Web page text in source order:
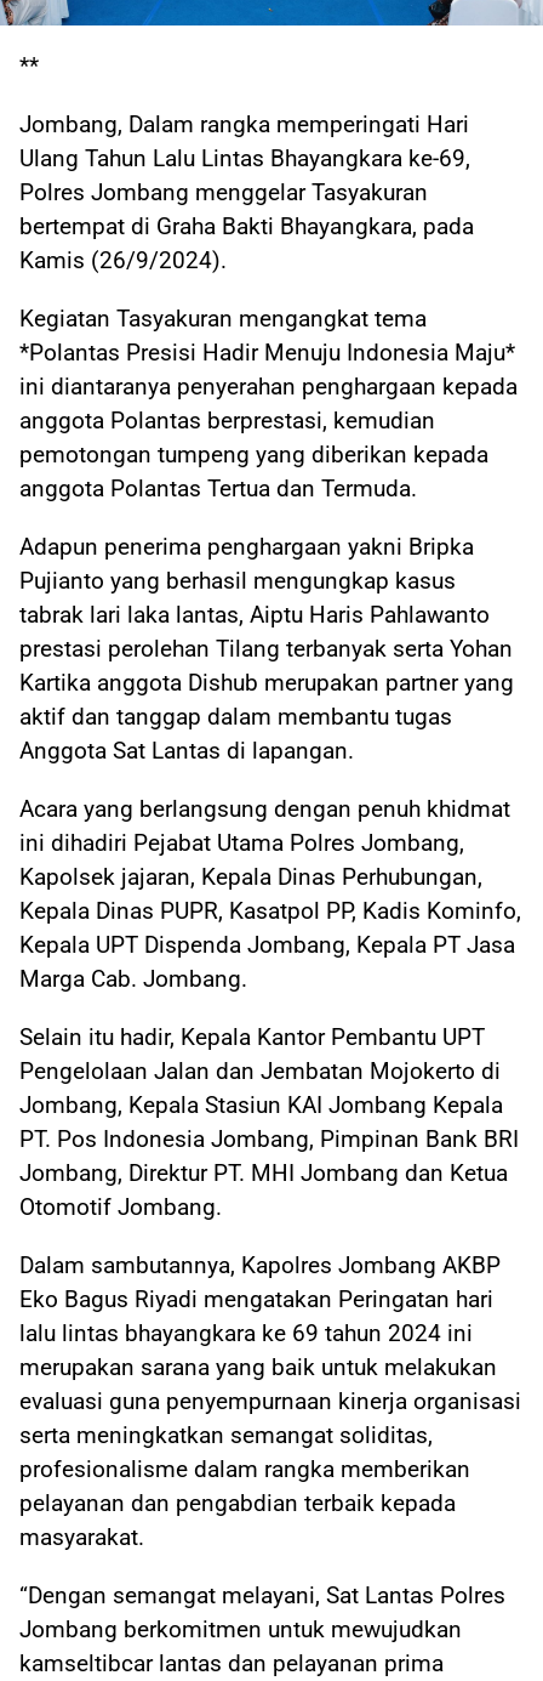
**
Jombang, Dalam rangka memperingati Hari
Ulang Tahun Lalu Lintas Bhayangkara ke-69,
Polres Jombang menggelar Tasyakuran
bertempat di Graha Bakti Bhayangkara, pada
Kamis (26/9/2024).
Kegiatan Tasyakuran mengangkat tema
*Polantas Presisi Hadir Menuju Indonesia Maju*
ini diantaranya penyerahan penghargaan kepada
anggota Polantas berprestasi, kemudian
pemotongan tumpeng yang diberikan kepada
anggota Polantas Tertua dan Termuda.
Adapun penerima penghargaan yakni Bripka
Pujianto yang berhasil mengungkap kasus
tabrak lari laka lantas, Aiptu Haris Pahlawanto
prestasi perolehan Tilang terbanyak serta Yohan
Kartika anggota Dishub merupakan partner yang
aktif dan tanggap dalam membantu tugas
Anggota Sat Lantas di lapangan.
Acara yang berlangsung dengan penuh khidmat
ini dihadiri Pejabat Utama Polres Jombang,
Kapolsek jajaran, Kepala Dinas Perhubungan,
Kepala Dinas PUPR, Kasatpol PP, Kadis Kominfo,
Kepala UPT Dispenda Jombang, Kepala PT Jasa
Marga Cab. Jombang.
Selain itu hadir, Kepala Kantor Pembantu UPT
Pengelolaan Jalan dan Jembatan Mojokerto di
Jombang, Kepala Stasiun KAI Jombang Kepala
PT. Pos Indonesia Jombang, Pimpinan Bank BRI
Jombang, Direktur PT. MHI Jombang dan Ketua
Otomotif Jombang.
Dalam sambutannya, Kapolres Jombang AKBP
Eko Bagus Riyadi mengatakan Peringatan hari
lalu lintas bhayangkara ke 69 tahun 2024 ini
merupakan sarana yang baik untuk melakukan
evaluasi guna penyempurnaan kinerja organisasi
serta meningkatkan semangat soliditas,
profesionalisme dalam rangka memberikan
pelayanan dan pengabdian terbaik kepada
masyarakat.
“Dengan semangat melayani, Sat Lantas Polres
Jombang berkomitmen untuk mewujudkan
kamseltibcar lantas dan pelayanan prima